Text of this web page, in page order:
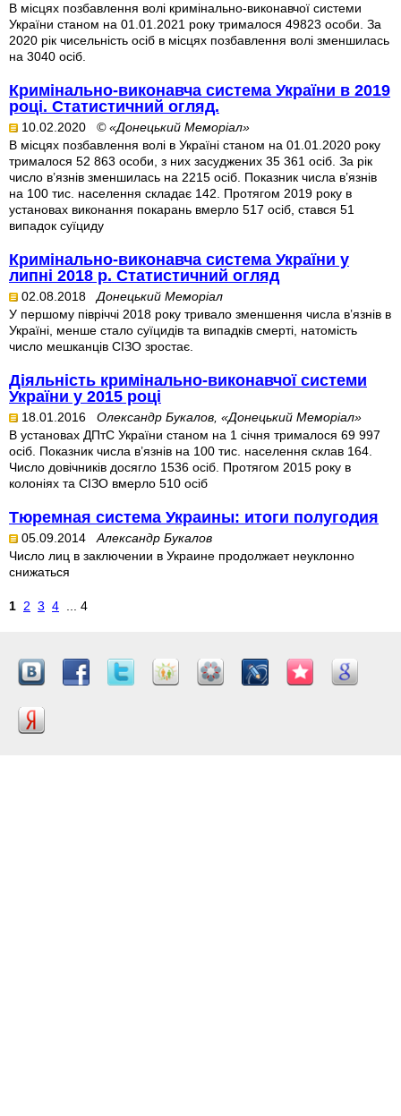
В місцях позбавлення волі кримінально-виконавчої системи
України станом на 01.01.2021 року трималося 49823 особи. За
2020 рік чисельність осіб в місцях позбавлення волі зменшилась
на 3040 осіб.
Кримінально-виконавча система України в 2019
році. Статистичний огляд.
10.02.2020 © «Донецький Меморіал»
В місцях позбавлення волі в Україні станом на 01.01.2020 року
трималося 52 863 особи, з них засуджених 35 361 осіб. За рік
число в’язнів зменшилась на 2215 осіб. Показник числа в’язнів
на 100 тис. населення складає 142. Протягом 2019 року в
установах виконання покарань вмерло 517 осіб, стався 51
випадок суїциду
Кримінально-виконавча система України у
липні 2018 р. Статистичний огляд
02.08.2018 Донецький Меморіал
У першому півріччі 2018 року тривало зменшення числа в’язнів в
Україні, менше стало суїцидів та випадків смерті, натомість
число мешканців СІЗО зростає.
Діяльність кримінально-виконавчої системи
України у 2015 році
18.01.2016 Олександр Букалов, «Донецький Меморіал»
В установах ДПтС України станом на 1 січня трималося 69 997
осіб. Показник числа в’язнів на 100 тис. населення склав 164.
Число довічників досягло 1536 осіб. Протягом 2015 року в
колоніях та СІЗО вмерло 510 осіб
Тюремная система Украины: итоги полугодия
05.09.2014 Александр Букалов
Число лиц в заключении в Украине продолжает неуклонно
снижаться
1 2 3 4 ... 4